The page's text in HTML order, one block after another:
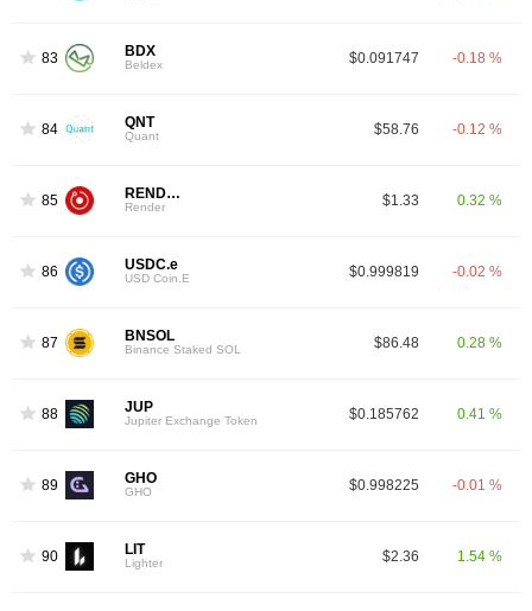
83 BDX
Beldex $0.091747 -0.18 %
84 QNT
Quant $58.76 -0.12 %
85 RENDER
Render $1.33 0.32 %
86 USDC.e
USD Coin.E $0.999819 -0.02 %
87 BNSOL
Binance Staked SOL $86.48 0.28 %
88 JUP
Jupiter Exchange Token $0.185762 0.41 %
89 GHO
GHO $0.998225 -0.01 %
90 LIT
Lighter $2.36 1.54 %